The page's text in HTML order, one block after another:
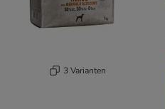
3 Varianten